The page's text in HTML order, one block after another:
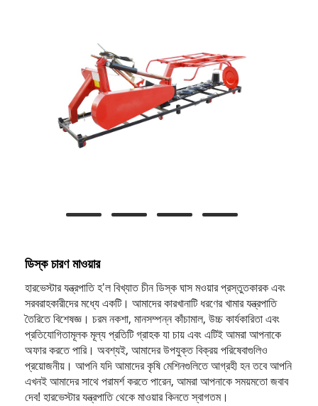
ডিস্ক চারণ মাওয়ার
হারভেস্টার যন্ত্রপাতি হ'ল বিখ্যাত চীন ডিস্ক ঘাস মওয়ার প্রস্তুতকারক এবং
সরবরাহকারীদের মধ্যে একটি। আমাদের কারখানাটি ধরণের খামার যন্ত্রপাতি
তৈরিতে বিশেষজ্ঞ। চরম নকশা, মানসম্পন্ন কাঁচামাল, উচ্চ কার্যকারিতা এবং
প্রতিযোগিতামূলক মূল্য প্রতিটি গ্রাহক যা চায় এবং এটিই আমরা আপনাকে
অফার করতে পারি। অবশ্যই, আমাদের উপযুক্ত বিক্রয় পরিষেবাগুলিও
প্রয়োজনীয়। আপনি যদি আমাদের কৃষি মেশিনগুলিতে আগ্রহী হন তবে আপনি
এখনই আমাদের সাথে পরামর্শ করতে পারেন, আমরা আপনাকে সময়মতো জবাব
দেব! হারভেস্টার যন্ত্রপাতি থেকে মাওয়ার কিনতে স্বাগতম।